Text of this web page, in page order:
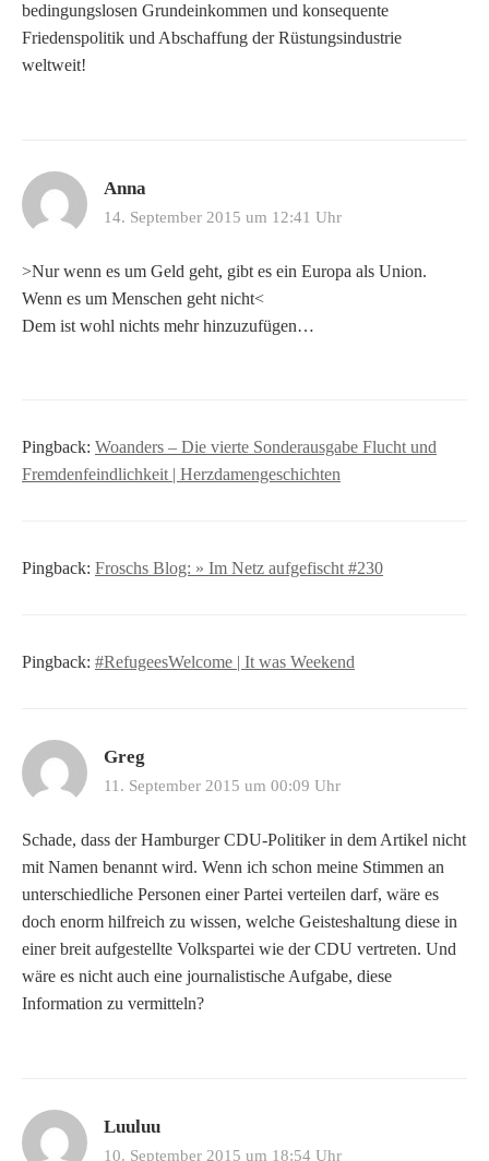
bedingungslosen Grundeinkommen und konsequente
Friedenspolitik und Abschaffung der Rüstungsindustrie
weltweit!
Anna
14. September 2015 um 12:41 Uhr
>Nur wenn es um Geld geht, gibt es ein Europa als Union.
Wenn es um Menschen geht nicht<
Dem ist wohl nichts mehr hinzuzufügen…
Pingback: Woanders – Die vierte Sonderausgabe Flucht und
Fremdenfeindlichkeit | Herzdamengeschichten
Pingback: Froschs Blog: » Im Netz aufgefischt #230
Pingback: #RefugeesWelcome | It was Weekend
Greg
11. September 2015 um 00:09 Uhr
Schade, dass der Hamburger CDU-Politiker in dem Artikel nicht
mit Namen benannt wird. Wenn ich schon meine Stimmen an
unterschiedliche Personen einer Partei verteilen darf, wäre es
doch enorm hilfreich zu wissen, welche Geisteshaltung diese in
einer breit aufgestellte Volkspartei wie der CDU vertreten. Und
wäre es nicht auch eine journalistische Aufgabe, diese
Information zu vermitteln?
Luuluu
10. September 2015 um 18:54 Uhr